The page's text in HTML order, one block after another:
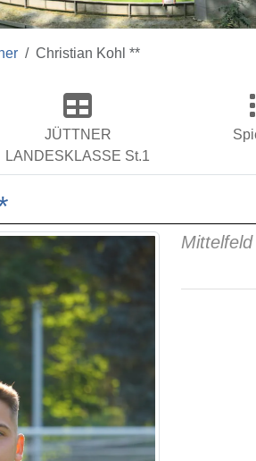
Christian Kohl **
JÜTTNER
LANDESKLASSE St.1
Mittelfeld